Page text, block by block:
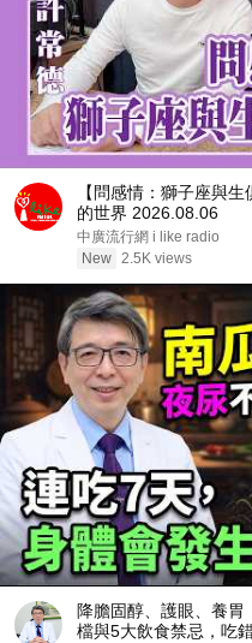
【問感情：獅子座與
的世界 2026.08.06
中廣流行網 i like radio
New 2.5K views
降膽固醇、護眼、養
檔與5大飲食禁忌，吃